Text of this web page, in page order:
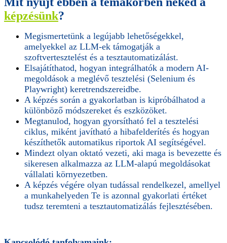
képzésünk?
Megismertetünk a legújabb lehetőségekkel,
amelyekkel az LLM-ek támogatják a
szoftvertesztelést és a tesztautomatizálást.
Elsajátíthatod, hogyan integrálhatók a modern AI-
megoldások a meglévő tesztelési (Selenium és
Playwright) keretrendszereidbe.
A képzés során a gyakorlatban is kipróbálhatod a
különböző módszereket és eszközöket.
Megtanulod, hogyan gyorsítható fel a tesztelési
ciklus, miként javítható a hibafelderítés és hogyan
készíthetők automatikus riportok AI segítségével.
Mindezt olyan oktató vezeti, aki maga is bevezette és
sikeresen alkalmazza az LLM-alapú megoldásokat
vállalati környezetben.
A képzés végére olyan tudással rendelkezel, amellyel
a munkahelyeden Te is azonnal gyakorlati értéket
tudsz teremteni a tesztautomatizálás fejlesztésében.